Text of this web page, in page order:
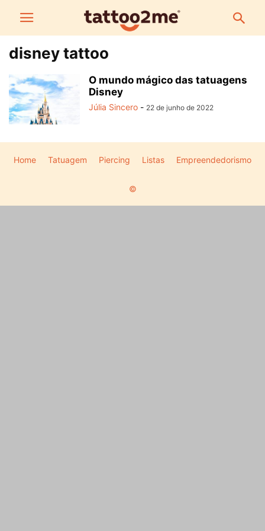
disney tattoo
O mundo mágico das tatuagens
Disney
Júlia Sincero - 22 de junho de 2022
Home Tatuagem Piercing Listas Empreendedorismo
©